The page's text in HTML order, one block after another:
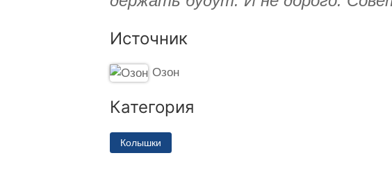
Источник
Озон
Категория
Колышки